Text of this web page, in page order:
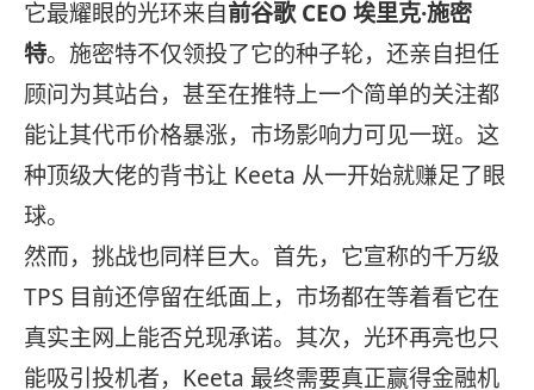
它最耀眼的光环来自前谷歌 CEO 埃里克·施密
特。施密特不仅领投了它的种子轮，还亲自担任
顾问为其站台，甚至在推特上一个简单的关注都
能让其代币价格暴涨，市场影响力可见一斑。这
种顶级大佬的背书让 Keeta 从一开始就赚足了眼
球。
然而，挑战也同样巨大。首先，它宣称的千万级
TPS 目前还停留在纸面上，市场都在等着看它在
真实主网上能否兑现承诺。其次，光环再亮也只
能吸引投机者，Keeta 最终需要真正赢得金融机